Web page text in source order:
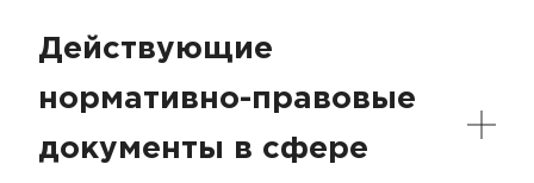
Действующие
нормативно-правовые
документы в сфере